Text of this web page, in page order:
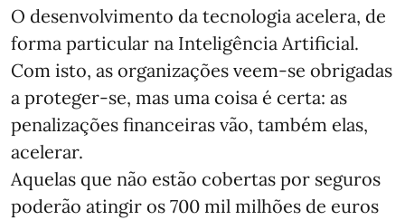
O desenvolvimento da tecnologia acelera, de
forma particular na Inteligência Artificial.
Com isto, as organizações veem-se obrigadas
a proteger-se, mas uma coisa é certa: as
penalizações financeiras vão, também elas,
acelerar.
Aquelas que não estão cobertas por seguros
poderão atingir os 700 mil milhões de euros